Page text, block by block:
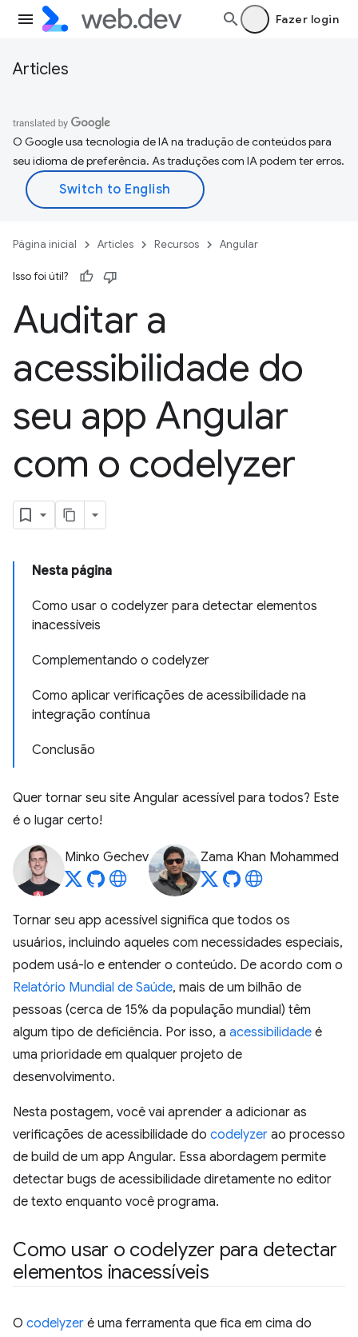
Fazer login
Articles
O Google usa tecnologia de IA na tradução de conteúdos para
seu idioma de preferência. As traduções com IA podem ter erros.
Página inicial Articles Recursos Angular
Isso foi útil?
Auditar a
acessibilidade do
seu app Angular
com o codelyzer
Nesta página
Como usar o codelyzer para detectar elementos
inacessíveis
Complementando o codelyzer
Como aplicar verificações de acessibilidade na
integração contínua
Conclusão
Quer tornar seu site Angular acessível para todos? Este
é o lugar certo!
Minko Gechev Zama Khan Mohammed
Tornar seu app acessível significa que todos os
usuários, incluindo aqueles com necessidades especiais,
podem usá-lo e entender o conteúdo. De acordo com o
Relatório Mundial de Saúde, mais de um bilhão de
pessoas (cerca de 15% da população mundial) têm
algum tipo de deficiência. Por isso, a acessibilidade é
uma prioridade em qualquer projeto de
desenvolvimento.
Nesta postagem, você vai aprender a adicionar as
verificações de acessibilidade do codelyzer ao processo
de build de um app Angular. Essa abordagem permite
detectar bugs de acessibilidade diretamente no editor
de texto enquanto você programa.
Como usar o codelyzer para detectar
elementos inacessíveis
O codelyzer é uma ferramenta que fica em cima do